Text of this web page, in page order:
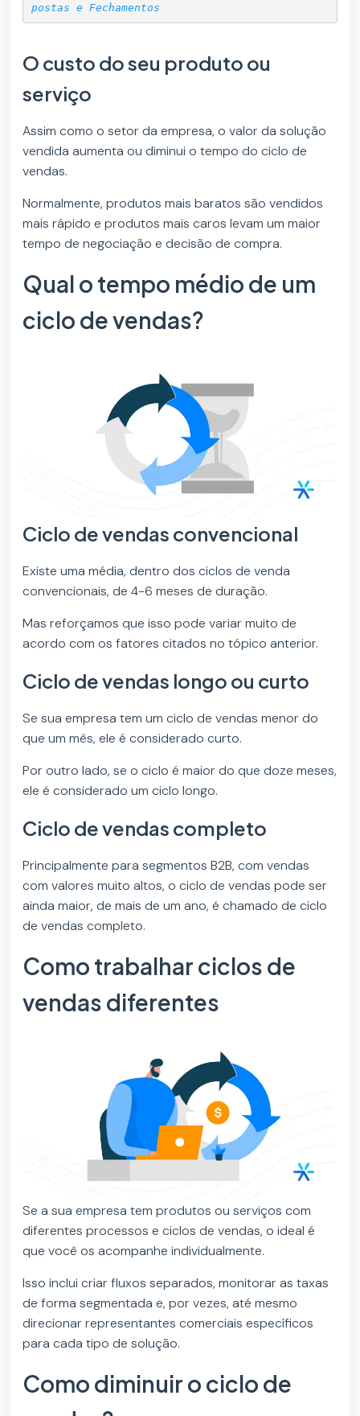
postas e Fechamentos
O custo do seu produto ou
serviço
Assim como o setor da empresa, o valor da solução
vendida aumenta ou diminui o tempo do ciclo de
vendas.
Normalmente, produtos mais baratos são vendidos
mais rápido e produtos mais caros levam um maior
tempo de negociação e decisão de compra.
Qual o tempo médio de um
ciclo de vendas?
Ciclo de vendas convencional
Existe uma média, dentro dos ciclos de venda
convencionais, de 4-6 meses de duração.
Mas reforçamos que isso pode variar muito de
acordo com os fatores citados no tópico anterior.
Ciclo de vendas longo ou curto
Se sua empresa tem um ciclo de vendas menor do
que um mês, ele é considerado curto.
Por outro lado, se o ciclo é maior do que doze meses,
ele é considerado um ciclo longo.
Ciclo de vendas completo
Principalmente para segmentos B2B, com vendas
com valores muito altos, o ciclo de vendas pode ser
ainda maior, de mais de um ano, é chamado de ciclo
de vendas completo.
Como trabalhar ciclos de
vendas diferentes
Se a sua empresa tem produtos ou serviços com
diferentes processos e ciclos de vendas, o ideal é
que você os acompanhe individualmente.
Isso inclui criar fluxos separados, monitorar as taxas
de forma segmentada e, por vezes, até mesmo
direcionar representantes comerciais específicos
para cada tipo de solução.
Como diminuir o ciclo de